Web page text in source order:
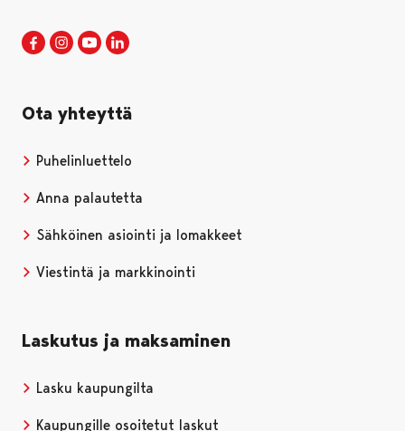
Porin kaupunki Facebookissa
Avautuu uudessa välilehdessä
Porin kaupunki Instagramissa
Avautuu uudessa välilehdessä
Porin kaupunki Youtubessa
Avautuu uudessa välilehdessä
Ota yhteyttä
Puhelinluettelo
Anna palautetta
Sähköinen asiointi ja lomakkeet
Viestintä ja markkinointi
Laskutus ja maksaminen
Lasku kaupungilta
Kaupungille osoitetut laskut